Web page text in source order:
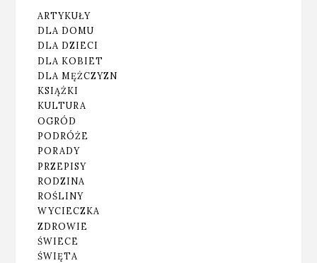
ARTYKUŁY
DLA DOMU
DLA DZIECI
DLA KOBIET
DLA MĘŻCZYZN
KSIĄŻKI
KULTURA
OGRÓD
PODRÓŻE
PORADY
PRZEPISY
RODZINA
ROŚLINY
WYCIECZKA
ZDROWIE
ŚWIECE
ŚWIĘTA